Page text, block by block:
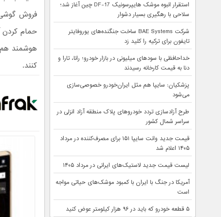
فروش
حمام کردن
هوشمند
کنند.
استقرار انبوه موشک هایپرسونیک DF-17 چین آغاز شد؛
سلاحی با رهگیری بسیار دشوار
شرکت BAE Systems ساخت جنگنده‌های یوروفایتر
تایفون برای ترکیه را کلید زد
خداحافظی با سودهای میلیونی در بازار خودرو؛ رانا، تارا و
دنا به قیمت کارخانه رسیدند
پزشکیان: سایپا هم مثل ایران‌خودرو خصوصی‌سازی
می‌شود
طرح آزادسازی تردد خودروهای پلاک منطقه آزاد انزلی در
سراسر شمال کشور
قیمت جدید وانت سایپا ۱۵۱ برای مصرف‌کننده در مرداد
۱۴۰۵ اعلام شد
لیست قیمت جدید لاستیک‌های ایرانی در مرداد ۱۴۰۵
آمریکا در جنگ با ایران با کمبود موشک‌های حیاتی مواجه
است
۵ قطعه خودرو که باید در ۹۶ هزار کیلومتر عوض کنید